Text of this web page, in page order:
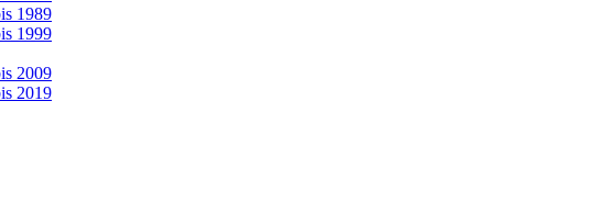
1989
1999
2009
2019